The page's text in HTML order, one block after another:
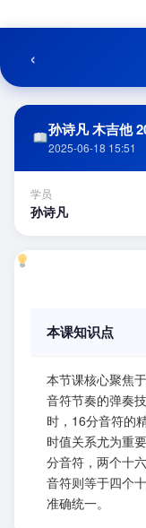
至
容
‹
孙诗凡 木吉他
2025-06-18 15:51
学员
孙诗凡
本课知识点
本节课核心聚焦
音符节奏的弹奏
时，16分音符的
时值关系尤为重
分音符，两个十
音符则等于四个
准确统一。